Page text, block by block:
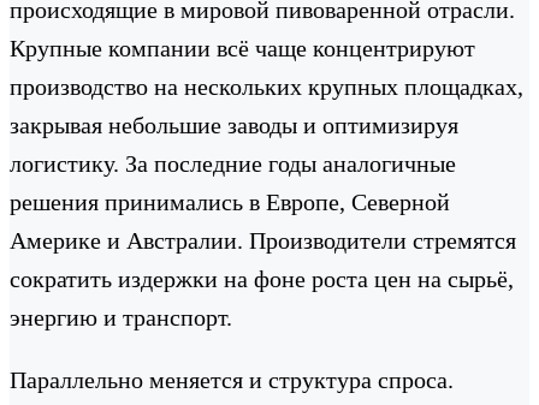
происходящие в мировой пивоваренной отрасли.
Крупные компании всё чаще концентрируют
производство на нескольких крупных площадках,
закрывая небольшие заводы и оптимизируя
логистику. За последние годы аналогичные
решения принимались в Европе, Северной
Америке и Австралии. Производители стремятся
сократить издержки на фоне роста цен на сырьё,
энергию и транспорт.
Параллельно меняется и структура спроса.